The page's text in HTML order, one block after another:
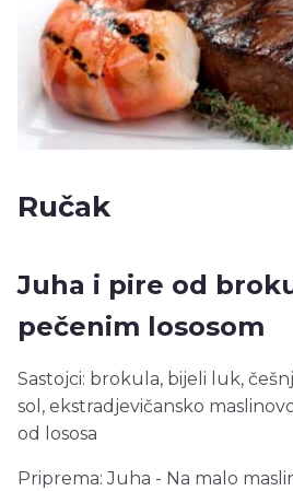
Ručak
Juha i pire od
pečenim lososom
Sastojci: brokula, bijeli luk,
sol, ekstradjevičansko
od lososa
Priprema: Juha - Na malo